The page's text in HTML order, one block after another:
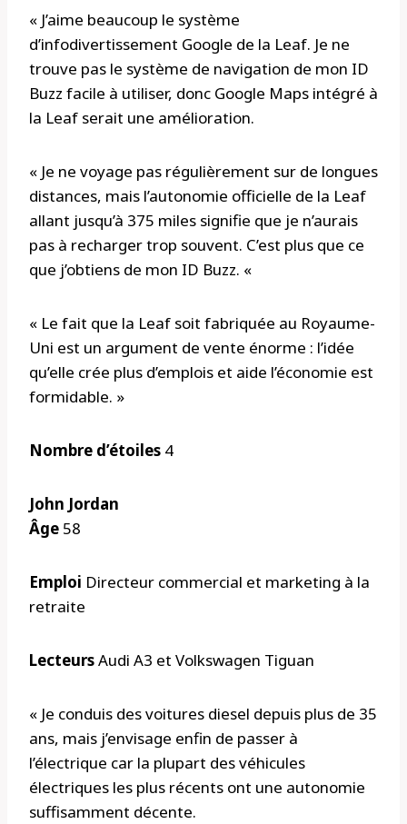
« J’aime beaucoup le système
d’infodivertissement Google de la Leaf. Je ne
trouve pas le système de navigation de mon ID
Buzz facile à utiliser, donc Google Maps intégré à
la Leaf serait une amélioration.
« Je ne voyage pas régulièrement sur de longues
distances, mais l’autonomie officielle de la Leaf
allant jusqu’à 375 miles signifie que je n’aurais
pas à recharger trop souvent. C’est plus que ce
que j’obtiens de mon ID Buzz. «
« Le fait que la Leaf soit fabriquée au Royaume-
Uni est un argument de vente énorme : l’idée
qu’elle crée plus d’emplois et aide l’économie est
formidable. »
Nombre d’étoiles 4
John Jordan
Âge 58
Emploi Directeur commercial et marketing à la
retraite
LecteursAudi A3 et Volkswagen Tiguan
« Je conduis des voitures diesel depuis plus de 35
ans, mais j’envisage enfin de passer à
l’électrique car la plupart des véhicules
électriques les plus récents ont une autonomie
suffisamment décente.